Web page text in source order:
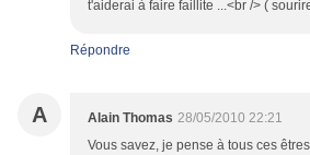
t'aiderai à faire faillite ...<br /> (
Répondre
A Alain Thomas 28/05/2010 22:21
Vous savez, je pense à tous ces